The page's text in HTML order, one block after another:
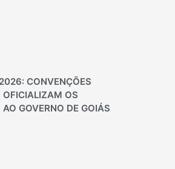
CONVENÇÕES
OFICIALIZAM OS
GOVERNO DE GOIÁS